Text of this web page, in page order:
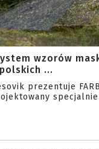
wzorów
...
prezentuje